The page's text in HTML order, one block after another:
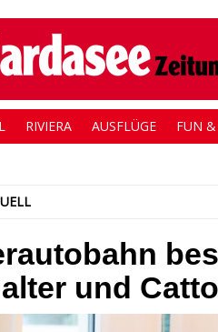
RIVIERA AUSFLÜGE FUN
und